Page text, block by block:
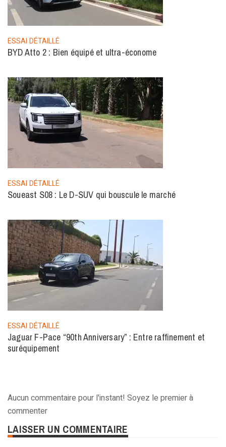
ESSAI DÉTAILLÉ
BYD Atto 2 : Bien équipé et ultra-économe
ESSAI DÉTAILLÉ
Soueast S08 : Le D-SUV qui bouscule le marché
ESSAI DÉTAILLÉ
Jaguar F-Pace “90th Anniversary” : Entre raffinement et
suréquipement
Aucun commentaire pour l'instant! Soyez le premier à
commenter
LAISSER UN COMMENTAIRE